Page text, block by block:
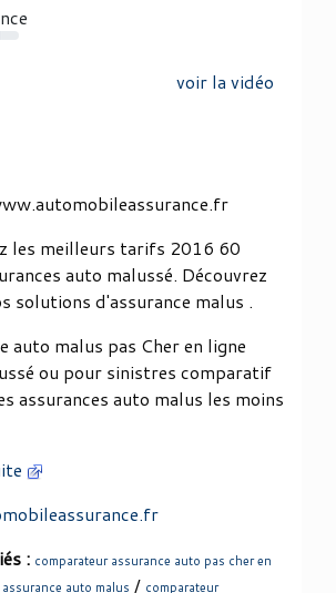
voir la vidéo
les meilleurs tarifs 2016 60
auto malussé. Découvrez
solutions d'assurance malus .
auto malus pas Cher en ligne
ou pour sinistres comparatif
assurances auto malus les moins
: comparateur assurance auto pas cher en
assurance auto malus / comparateur